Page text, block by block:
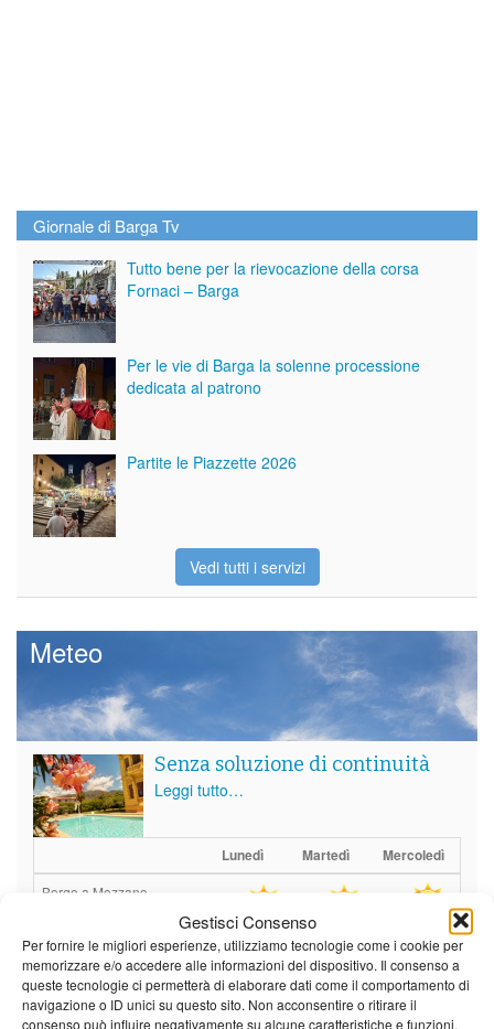
Gestisci Consenso
Per fornire le migliori esperienze, utilizziamo tecnologie come i cookie per
memorizzare e/o accedere alle informazioni del dispositivo. Il consenso a
queste tecnologie ci permetterà di elaborare dati come il comportamento di
navigazione o ID unici su questo sito. Non acconsentire o ritirare il
consenso può influire negativamente su alcune caratteristiche e funzioni.
Giornale di Barga Tv
Tutto bene per la rievocazione della corsa
Fornaci – Barga
Per le vie di Barga la solenne processione
dedicata al patrono
Partite le Piazzette 2026
Vedi tutti i servizi
Meteo
Senza soluzione di continuità
Leggi tutto…
Lunedì Martedì Mercoledì
Borgo a Mozzano
25°C|37°C 20°C
Barga
25°C|34°C 20°C|34°C 21°C|